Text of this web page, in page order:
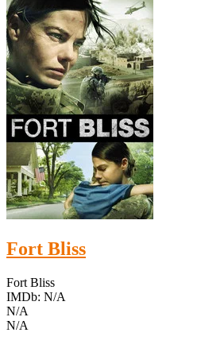
Fort Bliss
Fort Bliss
IMDb: N/A
N/A
N/A